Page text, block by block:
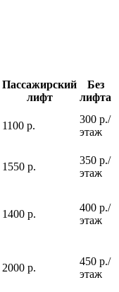
Пассажирский
лифт
Без
лифта
1100 р.
300 р./
этаж
1550 р.
350 р./
этаж
1400 р.
400 р./
этаж
2000 р.
450 р./
этаж